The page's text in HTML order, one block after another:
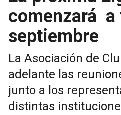
comenzará a
septiembre
La Asociación de
adelante las
junto a los
distintas